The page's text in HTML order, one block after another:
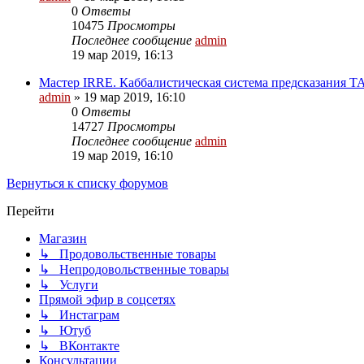
0 Ответы
10475 Просмотры
Последнее сообщение admin
19 мар 2019, 16:13
Мастер IRRE. Каббалистическая система предсказания
admin » 19 мар 2019, 16:10
0 Ответы
14727 Просмотры
Последнее сообщение admin
19 мар 2019, 16:10
Вернуться к списку форумов
Перейти
Магазин
↳ Продовольственные товары
↳ Непродовольственные товары
↳ Услуги
Прямой эфир в соцсетях
↳ Инстаграм
↳ Ютуб
↳ ВКонтакте
Консультации